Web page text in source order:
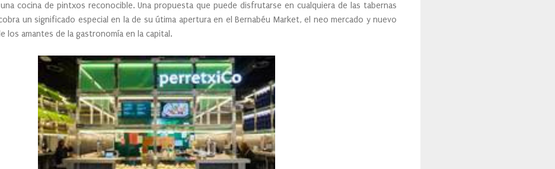
cocina de pintxos reconocible. Una propuesta que puede disfrutarse en cualquiera de las tabernas
un significado especial en la de su útima apertura en el Bernabéu Market, el neo mercado y nuevo
los amantes de la gastronomía en la capital.